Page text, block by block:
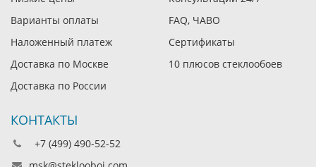
Варианты оплаты
Наложенный платеж
Доставка по Москве
Доставка по России
FAQ, ЧАВО
Сертификаты
10 плюсов стеклообоев
КОНТАКТЫ
+7 (499) 490-52-52